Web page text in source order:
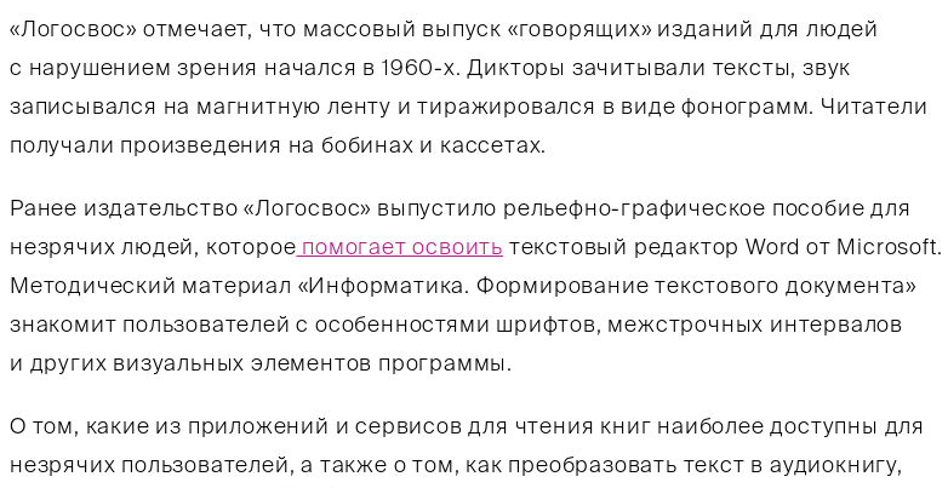
«Логосвос» отмечает, что массовый выпуск «говорящих» изданий для людей
с нарушением зрения начался в 1960-х. Дикторы зачитывали тексты, звук
записывался на магнитную ленту и тиражировался в виде фонограмм. Читатели
получали произведения на бобинах и кассетах.
Ранее издательство «Логосвос» выпустило рельефно-графическое пособие для
незрячих людей, которое помогает освоить текстовый редактор Word от Microsoft.
Методический материал «Информатика. Формирование текстового документа»
знакомит пользователей с особенностями шрифтов, межстрочных интервалов
и других визуальных элементов программы.
О том, какие из приложений и сервисов для чтения книг наиболее доступны для
незрячих пользователей, а также о том, как преобразовать текст в аудиокнигу,